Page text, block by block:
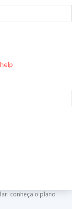
conheça o plano